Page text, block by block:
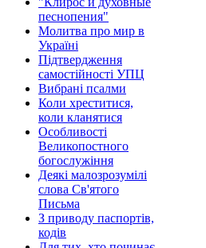
песнопения"
Молитва про мир в
Україні
Підтвердження
самостійності УПЦ
Вибрані псалми
Коли хреститися,
коли кланятися
Особливості
Великопостного
богослужіння
Деякі малозрозумілі
слова Св'ятого
Письма
З приводу паспортів,
кодів